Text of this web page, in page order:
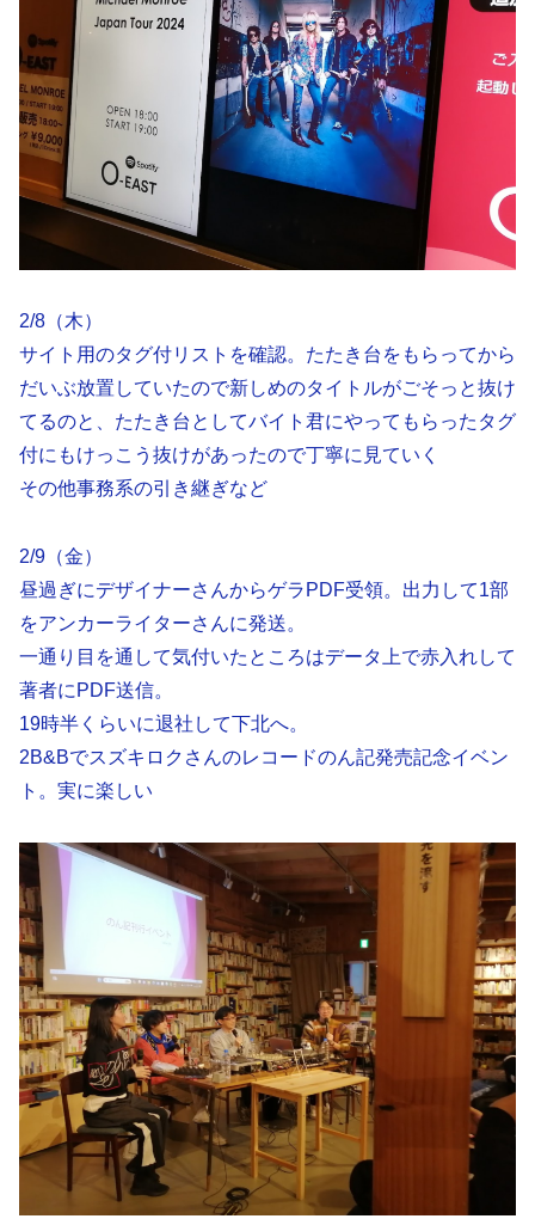
2/8（木）
サイト用のタグ付リストを確認。たたき台をもらってから
だいぶ放置していたので新しめのタイトルがごそっと抜け
てるのと、たたき台としてバイト君にやってもらったタグ
付にもけっこう抜けがあったので丁寧に見ていく
その他事務系の引き継ぎなど
2/9（金）
昼過ぎにデザイナーさんからゲラPDF受領。出力して1部
をアンカーライターさんに発送。
一通り目を通して気付いたところはデータ上で赤入れして
著者にPDF送信。
19時半くらいに退社して下北へ。
2B&Bでスズキロクさんのレコードのん記発売記念イベン
ト。実に楽しい